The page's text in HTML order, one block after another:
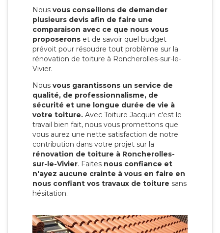
Nous vous conseillons de demander
plusieurs devis afin de faire une
comparaison avec ce que nous vous
proposerons et de savoir quel budget
prévoit pour résoudre tout problème sur la
rénovation de toiture à Roncherolles-sur-le-
Vivier.
Nous vous garantissons un service de
qualité, de professionnalisme, de
sécurité et une longue durée de vie à
votre toiture. Avec Toiture Jacquin c'est le
travail bien fait, nous vous promettons que
vous aurez une nette satisfaction de notre
contribution dans votre projet sur la
rénovation de toiture à Roncherolles-
sur-le-Vivier. Faites nous confiance et
n'ayez aucune crainte à vous en faire en
nous confiant vos travaux de toiture sans
hésitation.